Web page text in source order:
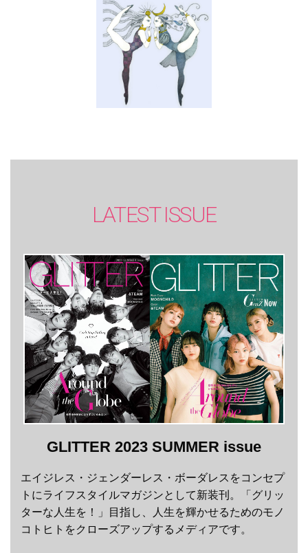
LATEST ISSUE
GLITTER 2023 SUMMER issue
エイジレス・ジェンダーレス・ボーダレスをコンセプ
トにライフスタイルマガジンとして新装刊。「グリッ
ターな人生を！」目指し、人生を輝かせるためのモノ
コトヒトをクローズアップするメディアです。